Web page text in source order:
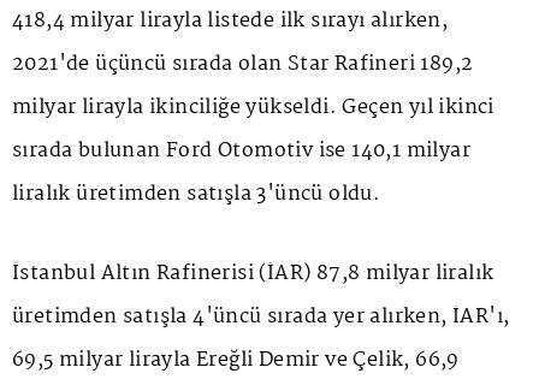
418,4 milyar lirayla listede ilk sırayı alırken,
2021'de üçüncü sırada olan Star Rafineri 189,2
milyar lirayla ikinciliğe yükseldi. Geçen yıl ikinci
sırada bulunan Ford Otomotiv ise 140,1 milyar
liralık üretimden satışla 3'üncü oldu.
İstanbul Altın Rafinerisi (İAR) 87,8 milyar liralık
üretimden satışla 4'üncü sırada yer alırken, İAR'ı,
69,5 milyar lirayla Ereğli Demir ve Çelik, 66,9